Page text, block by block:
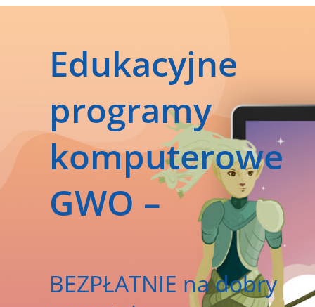
Edukacyjne
programy
komputerowe
GWO –
BEZPŁATNIE na dobry